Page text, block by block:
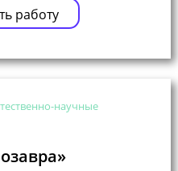
работу
научные